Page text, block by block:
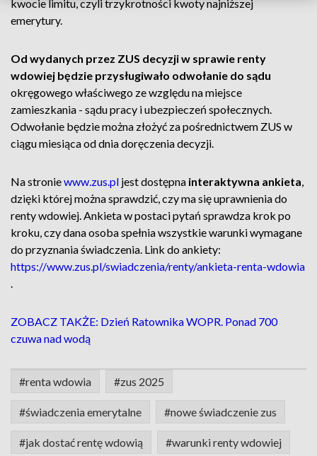
kwocie limitu, czyli trzykrotności kwoty najniższej
emerytury.
Od wydanych przez ZUS decyzji w sprawie renty
wdowiej będzie przysługiwało odwołanie do sądu
okręgowego właściwego ze względu na miejsce
zamieszkania - sądu pracy i ubezpieczeń społecznych.
Odwołanie będzie można złożyć za pośrednictwem ZUS w
ciągu miesiąca od dnia doręczenia decyzji.
Na stroniewww.zus.pl jest dostępna interaktywna ankieta,
dzięki której można sprawdzić, czy ma się uprawnienia do
renty wdowiej. Ankieta w postaci pytań sprawdza krok po
kroku, czy dana osoba spełnia wszystkie warunki wymagane
do przyznania świadczenia. Link do ankiety:
https://www.zus.pl/swiadczenia/renty/ankieta-renta-wdowia
.
ZOBACZ TAKŻE: Dzień Ratownika WOPR. Ponad 700
czuwa nad wodą
#renta wdowia #zus 2025
#świadczenia emerytalne #nowe świadczenie zus
#jak dostać rentę wdowią #warunki renty wdowiej